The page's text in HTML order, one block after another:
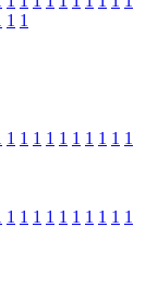
1 1
1 1 1 1 1 1 1 1 1 1
1 1 1 1 1 1 1 1 1 1